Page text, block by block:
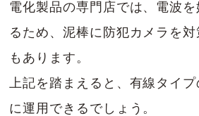
電化製品の専門店では、電波を
るため、泥棒に防犯カメラを
もあります。
上記を踏まえると、有線タイ
に運用できるでしょう。